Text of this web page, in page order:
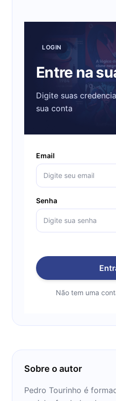
LOGIN
Entre na
Digite suas
sua conta
Email
Senha
Não tem uma
Sobre o autor
Pedro Tourinho é